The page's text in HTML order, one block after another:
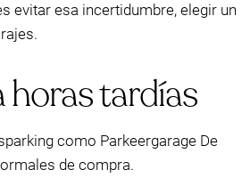
evitar esa incertidumbre, elegir un
tardías
como Parkeergarage De
de compra.